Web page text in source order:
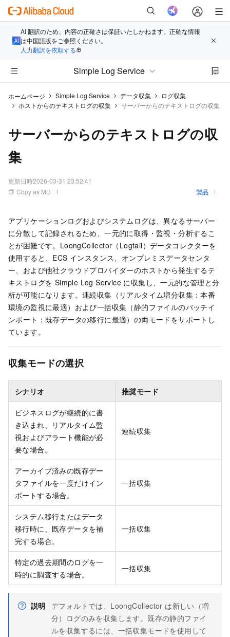
AI 翻訳のため、内容の正確さは保証いたしかねます。正確な情報
は中国語版をご参照ください。
人力翻訳を依頼する
Simple Log Service
ホームページ Simple Log Service データ収集
ログ収集
ホストからのテキストログの収集
サーバーからのテキストログの収集
サーバーからのテキストログの収
集
更新日時2026-03-31 23:52:41
Copy as MD
製品
アプリケーションログおよびシステムログは、異なるサーバー
に分散して記録されるため、一元的に取得・監視・分析するこ
とが困難です。LoongCollector（Logtail）データコレクターを
使用すると、ECS インスタンス、オンプレミスデータセンタ
ー、および他社クラウドプロバイダーのホストから発生するテ
キストログを Simple Log Service に収集し、一元的な管理と分
析が可能になります。連続収集（リアルタイム増分収集：本番
環境の監視に最適）および一括収集（静的ファイルのバッチイ
ンポート：既存データの移行に最適）の両モードをサポートし
ています。
収集モードの選択
シナリオ 推奨モード
ビジネスログが継続的に書
き込まれ、リアルタイム監
視およびアラート機能が必
要な場合。
連続収集
アーカイブ済みの既存デー
タファイルを一度だけイン
ポートする場合。
一括収集
システム移行またはデータ
移行時に、既存データを補
完する場合。
一括収集
特定の過去期間のログを一
時的に調査する場合。
一括収集
説明 デフォルトでは、LoongCollector は新しい（増
分）ログのみを収集します。既存の静的ファイ
ルを収集するには、一括収集モードを使用して